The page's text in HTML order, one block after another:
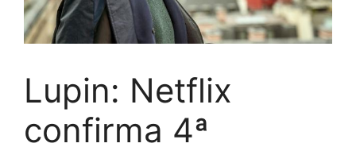
Lupin: Netflix
confirma 4ª